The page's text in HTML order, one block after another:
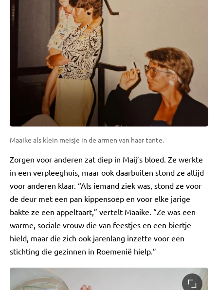
Maaike als klein meisje in de armen van haar tante.
Zorgen voor anderen zat diep in Maij’s bloed. Ze werkte
in een verpleeghuis, maar ook daarbuiten stond ze altijd
voor anderen klaar. “Als iemand ziek was, stond ze voor
de deur met een pan kippensoep en voor elke jarige
bakte ze een appeltaart,” vertelt Maaike. “Ze was een
warme, sociale vrouw die van feestjes en een biertje
hield, maar die zich ook jarenlang inzette voor een
stichting die gezinnen in Roemenië hielp.”